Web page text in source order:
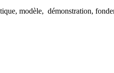
modèle, démonstration,